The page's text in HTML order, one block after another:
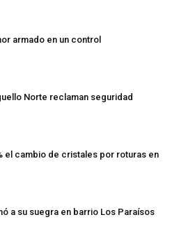
armado en un control
Norte reclaman seguridad
el cambio de cristales por roturas en
a su suegra en barrio Los Paraísos